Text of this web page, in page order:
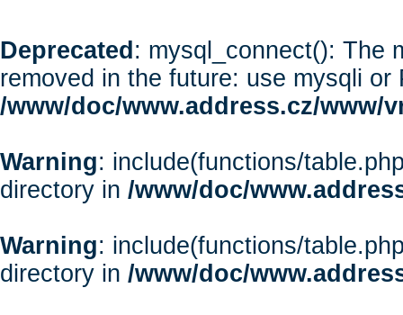
Deprecated : mysql_connect(): The
removed in the future: use mysqli or
/www/doc/www.address.cz/www/
Warning: include(functions/
directory in /www/doc/
Warning: include(functions/
directory in /www/doc/